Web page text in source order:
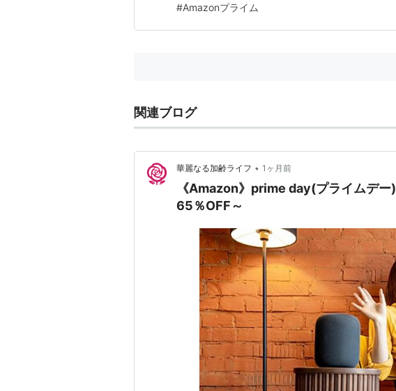
#Amazonプライム
関連ブログ
華麗なる加齢ライフ • 1ヶ月前
《Amazon》prime day(プライムデー) ～Echoシリーズが最大
65％OFF～